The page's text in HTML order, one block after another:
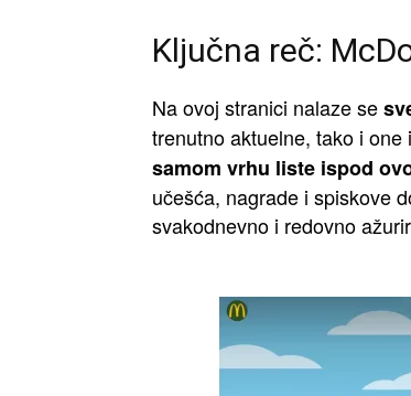
Ključna reč:
Na ovoj stranici nalaze se
trenutno aktuelne, tako i one
samom vrhu liste ispod
učešća, nagrade i spiskove
svakodnevno i redovno